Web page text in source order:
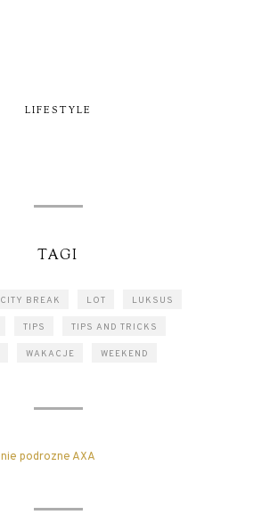
LIFESTYLE
TAGI
CITY BREAK LOT LUKSUS
TIPS TIPS AND TRICKS
WAKACJE WEEKEND